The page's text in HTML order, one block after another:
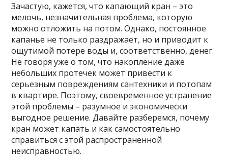
Зачастую, кажется, что капающий кран – это
мелочь, незначительная проблема, которую
можно отложить на потом. Однако, постоянное
капанье не только раздражает, но и приводит к
ощутимой потере воды и, соответственно, денег.
Не говоря уже о том, что накопление даже
небольших протечек может привести к
серьезным повреждениям сантехники и потопам
в квартире. Поэтому, своевременное устранение
этой проблемы – разумное и экономически
выгодное решение. Давайте разберемся, почему
кран может капать и как самостоятельно
справиться с этой распространенной
неисправностью.